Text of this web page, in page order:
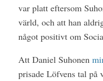
var platt eftersom
värld, och att han
något positivt om
Att Daniel Suhonen
prisade Löfvens tal på